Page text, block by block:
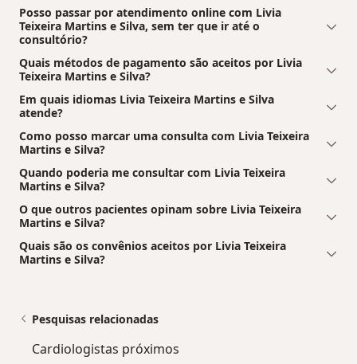
Posso passar por atendimento online com Livia
Teixeira Martins e Silva, sem ter que ir até o
consultório?
Quais métodos de pagamento são aceitos por Livia
Teixeira Martins e Silva?
Em quais idiomas Livia Teixeira Martins e Silva
atende?
Como posso marcar uma consulta com Livia Teixeira
Martins e Silva?
Quando poderia me consultar com Livia Teixeira
Martins e Silva?
O que outros pacientes opinam sobre Livia Teixeira
Martins e Silva?
Quais são os convênios aceitos por Livia Teixeira
Martins e Silva?
Pesquisas relacionadas
Cardiologistas próximos